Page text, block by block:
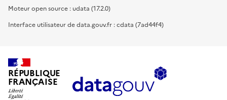
Moteur open source : udata (17.2.0)
Interface utilisateur de data.gouv.fr : cdata (7ad44f4)
RÉPUBLIQUE
FRANÇAISE